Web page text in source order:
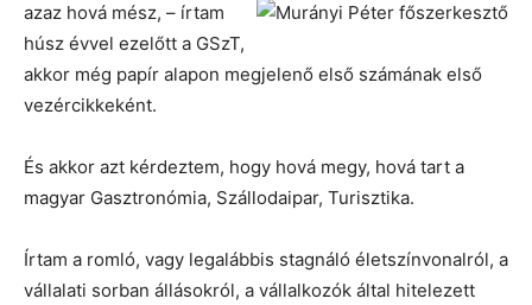
azaz hová mész, – írtam
húsz évvel ezelőtt a GSzT,
akkor még papír alapon megjelenő első számának első
vezércikkeként.
És akkor azt kérdeztem, hogy hová megy, hová tart a
magyar Gasztronómia, Szállodaipar, Turisztika.
Írtam a romló, vagy legalábbis stagnáló életszínvonalról, a
vállalati sorban állásokról, a vállalkozók által hitelezett